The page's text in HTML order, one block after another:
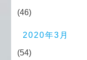
(46)
2020年3月
(54)